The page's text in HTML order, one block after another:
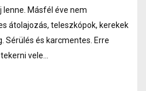
Másfél éve nem
átolajozás, teleszkópok, kerekek
és karcmentes. Erre
vele...